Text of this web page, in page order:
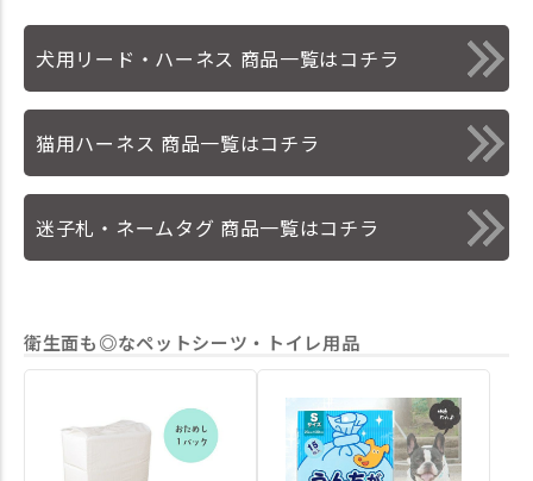
犬用リード・ハーネス 商品一覧はコチラ
猫用ハーネス 商品一覧はコチラ
迷子札・ネームタグ 商品一覧はコチラ
衛生面も◎なペットシーツ・トイレ用品